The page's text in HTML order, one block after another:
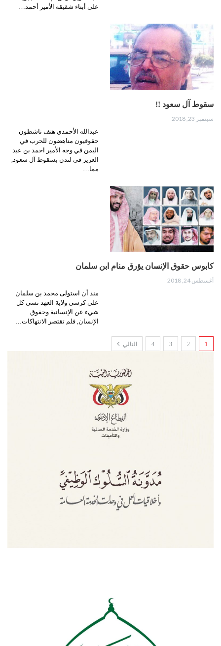
على أبناء شقيقه الأمير أحمد…
سقوط آل سعود !!
سبتمبر 23, 2018
عبدالله الأحمدي هتف ناشطون
حقوقيون مناهضون للحرب في
اليمن في وجه الأمير احمد بن عبد
العزيز في لندن بسقوط آل سعود,
مما…
كابوس حقوق الإنسان يؤرق منام ابن سلمان
أغسطس 24, 2018
منذ أن استولى محمد بن سلمان
على كرسي ولاية العهد نسي كل
شيء عن الإنسانية وحقوق
الإنسان, فلم تقتصر الانتهاكات…
1
2
3
4 التالي